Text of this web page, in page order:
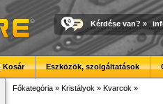
Kérdése van? »
Kosár Eszközök, szolgáltatások
Főkategória » Kristályok » Kvarcok »